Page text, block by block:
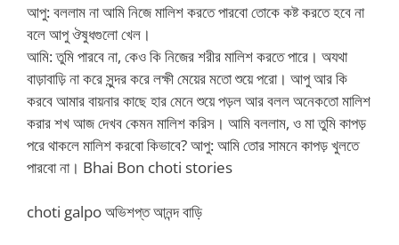
আপু: বললাম না আমি নিজে মালিশ করতে পারবো তোকে কষ্ট করতে হবে না
বলে আপু ঔষুধগুলো খেল।
আমি: তুমি পারবে না, কেও কি নিজের শরীর মালিশ করতে পারে। অযথা
বাড়াবাড়ি না করে সুন্দর করে লক্ষী মেয়ের মতো শুয়ে পরো। আপু আর কি
করবে আমার বায়নার কাছে হার মেনে শুয়ে পড়ল আর বলল অনেকতো মালিশ
করার শখ আজ দেখব কেমন মালিশ করিস। আমি বললাম, ও মা তুমি কাপড়
পরে থাকলে মালিশ করবো কিভাবে? আপু: আমি তোর সামনে কাপড় খুলতে
পারবো না। Bhai Bon choti stories
choti galpo অভিশপ্ত আনন্দ বাড়ি